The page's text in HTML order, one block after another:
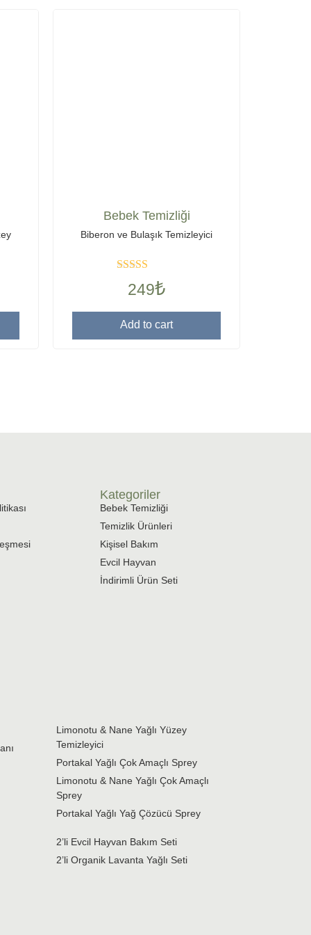
Bebek Temizliği
Biberon ve Bulaşık Temizleyici
249₺
Add to cart
out
of 5
Kategoriler
Bebek Temizliği
Temizlik Ürünleri
Kişisel Bakım
Evcil Hayvan
İndirimli Ürün Seti
Limonotu & Nane Yağlı Yüzey
Temizleyici
Portakal Yağlı Çok Amaçlı Sprey
Limonotu & Nane Yağlı Çok Amaçlı
Sprey
Portakal Yağlı Yağ Çözücü Sprey
2’li Evcil Hayvan Bakım Seti
2’li Organik Lavanta Yağlı Seti